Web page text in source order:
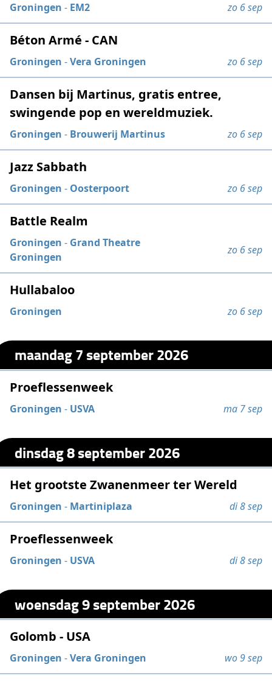
Groningen - EM2 zo 6 sep
Béton Armé - CAN
Groningen -Vera Groningen zo 6 sep
Dansen bij Martinus, gratis entree,
swingende pop en wereldmuziek.
Groningen - Brouwerij Martinus zo 6 sep
Jazz Sabbath
Groningen - Oosterpoort zo 6 sep
Battle Realm
Groningen - Grand Theatre
Groningen
zo 6 sep
Hullabaloo
Groningen zo 6 sep
maandag 7 september 2026
Proeflessenweek
Groningen - USVA ma 7 sep
dinsdag 8 september 2026
Het grootste Zwanenmeer ter Wereld
Groningen - Martiniplaza di 8 sep
Proeflessenweek
Groningen - USVA di 8 sep
woensdag 9 september 2026
Golomb - USA
Groningen -Vera Groningen wo 9 sep